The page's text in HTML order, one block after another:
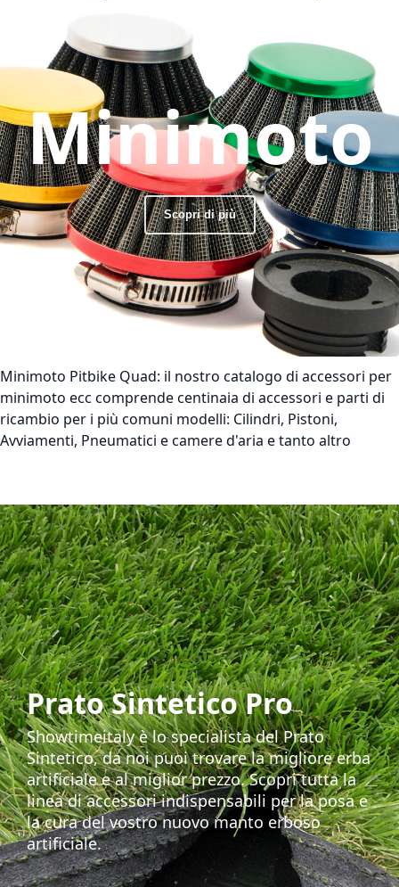
Minimoto
Scopri di più
Minimoto Pitbike Quad: il nostro catalogo di accessori per
minimoto ecc comprende centinaia di accessori e parti di
ricambio per i più comuni modelli: Cilindri, Pistoni,
Avviamenti, Pneumatici e camere d'aria e tanto altro
Prato Sintetico Pro
Showtimeitaly è lo specialista del Prato
Sintetico, da noi puoi trovare la migliore erba
artificiale e al miglior prezzo. Scopri tutta la
linea di accessori indispensabili per la posa e
la cura del vostro nuovo manto erboso
artificiale.